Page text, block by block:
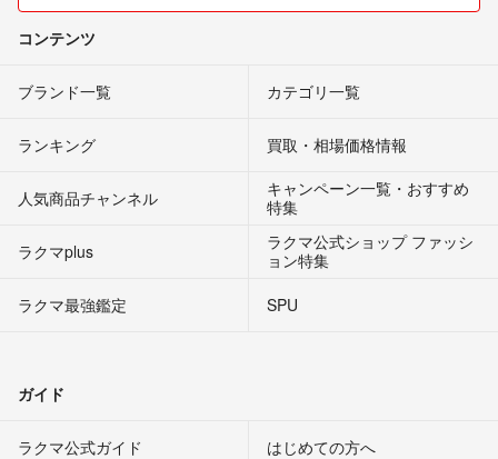
コンテンツ
ブランド一覧 カテゴリ一覧
ランキング 買取・相場価格情報
人気商品チャンネル
キャンペーン一覧・おすすめ
特集
ラクマplus
ラクマ公式ショップ ファッシ
ョン特集
ラクマ最強鑑定
SPU
ガイド
ラクマ公式ガイド はじめての方へ